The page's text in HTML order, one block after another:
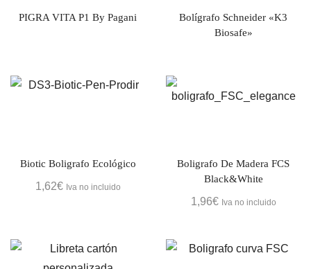
PIGRA VITA P1 By Pagani
Bolígrafo Schneider «K3
Biosafe»
Biotic Boligrafo Ecológico
1,62€ Iva no incluido
Boligrafo De Madera FCS
Black&White
1,96€ Iva no incluido